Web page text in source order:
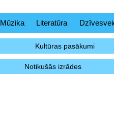
Mūzika Literatūra
Kultūras pasākumi
Notikušās izrādes